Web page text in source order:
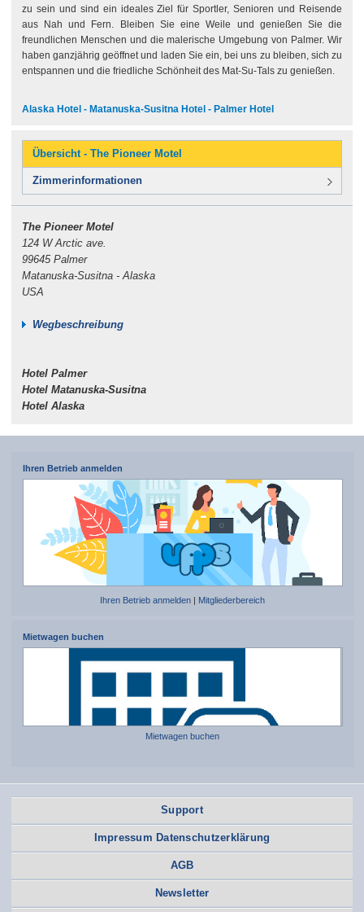
zu sein und sind ein ideales Ziel für Sportler, Senioren und Reisende
aus Nah und Fern. Bleiben Sie eine Weile und genießen Sie die
freundlichen Menschen und die malerische Umgebung von Palmer. Wir
haben ganzjährig geöffnet und laden Sie ein, bei uns zu bleiben, sich zu
entspannen und die friedliche Schönheit des Mat-Su-Tals zu genießen.
Alaska Hotel - Matanuska-Susitna Hotel - Palmer Hotel
Übersicht - The Pioneer Motel
Zimmerinformationen
The Pioneer Motel
124 W Arctic ave.
99645 Palmer
Matanuska-Susitna - Alaska
USA
Wegbeschreibung
Hotel Palmer
Hotel Matanuska-Susitna
Hotel Alaska
Ihren Betrieb anmelden
Ihren Betrieb anmelden Mitgliederbereich
Mietwagen buchen
Mietwagen buchen
Support
Impressum Datenschutzerklärung
AGB
Newsletter